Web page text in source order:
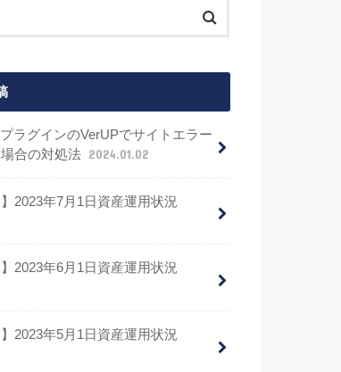
ラグインのVerUPでサイトエラー
合の対処法 2024.01.02
】2023年7月1日資産運用状況
】2023年6月1日資産運用状況
】2023年5月1日資産運用状況